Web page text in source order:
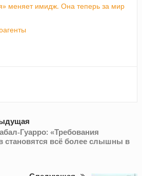
меняет имидж. Она теперь за мир
Гуарро: «Требования
становятся всё более слышны в